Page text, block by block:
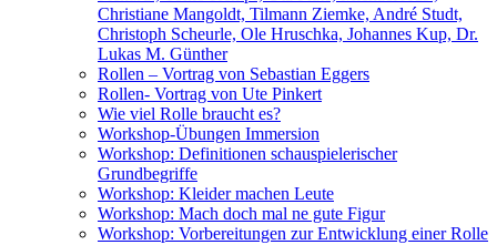
Christiane Mangoldt, Tilmann Ziemke, André Studt,
Christoph Scheurle, Ole Hruschka, Johannes Kup, Dr.
Lukas M. Günther
Rollen – Vortrag von Sebastian Eggers
Rollen- Vortrag von Ute Pinkert
Wie viel Rolle braucht es?
Workshop-Übungen Immersion
Workshop: Definitionen schauspielerischer
Grundbegriffe
Workshop: Kleider machen Leute
Workshop: Mach doch mal ne gute Figur
Workshop: Vorbereitungen zur Entwicklung einer Rolle